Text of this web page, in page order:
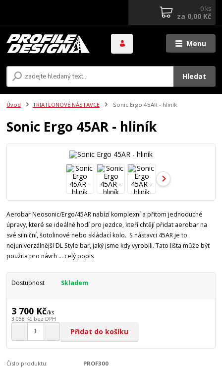
Menu
Hledat
0 ks
za 0,00 Kč
Úvod TRIATLONOVÉ NÁSTAVCE Sonic Ergo 45AR - hliník
Sonic Ergo 45AR - hliník
Aerobar Neosonic/Ergo/45AR nabízí komplexní a přitom jednoduché
úpravy, které se ideálně hodí pro jezdce, kteří chtějí přidat aerobar na
své silniční, šotolinové nebo skládací kolo. S nástavci 45AR je to
nejuniverzálnější DL Style bar, jaký jsme kdy vyrobili. Tato lišta může být
použita pro návrh ... celý popis
Dostupnost Skladem
3 700 Kč/ks
3 058 Kč bez DPH
Přidat do košíku
Číslo produktu: PROF300